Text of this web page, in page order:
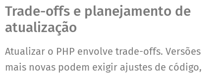
Trade-offs e planejamento de
atualização
Atualizar o PHP envolve trade-offs. Versões
mais novas podem exigir ajustes de código,